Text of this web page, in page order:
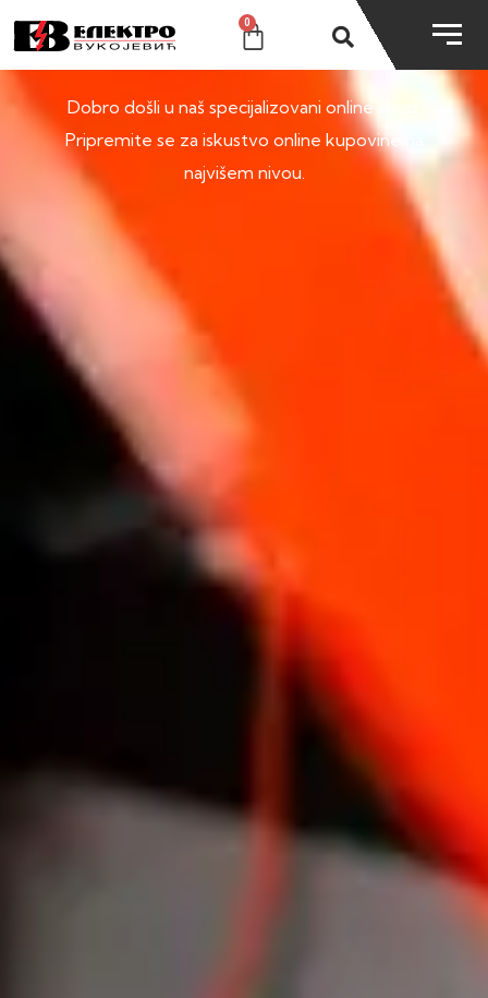
0
SHOP
Dobro došli u naš specijalizovani online shop.
Pripremite se za iskustvo online kupovine na
najvišem nivou.